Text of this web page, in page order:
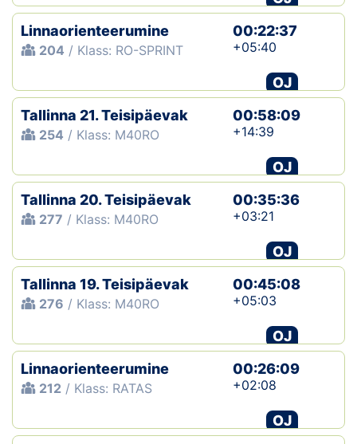
Linnaorienteerumine
204 / Klass: RO-SPRINT
00:22:37
+05:40
OJ
Tallinna 21. Teisipäevak
254 / Klass: M40RO
00:58:09
+14:39
OJ
Tallinna 20. Teisipäevak
277 / Klass: M40RO
00:35:36
+03:21
OJ
Tallinna 19. Teisipäevak
276 / Klass: M40RO
00:45:08
+05:03
OJ
Linnaorienteerumine
212 / Klass: RATAS
00:26:09
+02:08
OJ